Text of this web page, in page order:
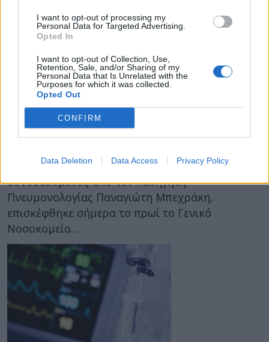
I want to opt-out of processing my
Personal Data for Targeted Advertising.
Opted In
I want to opt-out of Collection, Use,
Retention, Sale, and/or Sharing of my
Personal Data that Is Unrelated with the
Purposes for which it was collected.
Opted Out
CONFIRM
Data Deletion Data Access Privacy Policy
04 Αυγούστου 2021 12:45
Βασίλης Κικίλιας στο Σισμανόγλειο: 77
διακομιδές ατόμων με αναπνευστικά
προβλήματα
Ο υπουργός Υγείας, Βασίλης Κικίλιας,
συνοδευόμενος από τον καθηγητή
Πνευμονολογίας Παναγιώτη Μπεχράκη,
επισκέφθηκε σήμερα το πρωί το Γενικό
Νοσοκομείο...